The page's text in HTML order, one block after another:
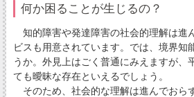
何か困ることが生じるの？
知的障害や発達障害の社会的理解は進
ビスも用意されています。では、境界知
うか。外見上はごく普通にみえますが、
ても曖昧な存在といえるでしょう。
そのため、社会的な理解は進んでおら